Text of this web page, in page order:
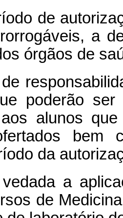
de
a
órgãos de
poderão
alunos
bem
da
a
de